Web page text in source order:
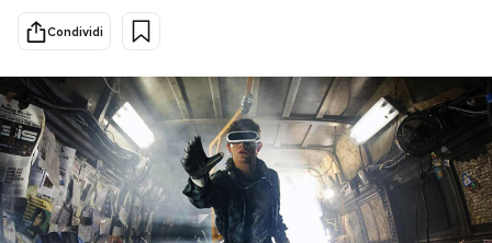
Cultura
Economia
Sport
Mondiali calcio 2026
PODCAST
Condividi